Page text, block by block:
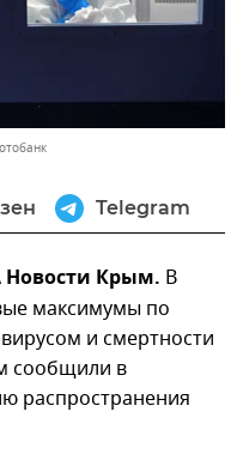
Telegram
Крым. В
максимумы по
и смертности
сообщили в
распространения